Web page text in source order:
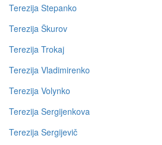
Terezija Stepanko
Terezija Škurov
Terezija Trokaj
Terezija Vladimirenko
Terezija Volynko
Terezija Sergijenkova
Terezija Sergijevič